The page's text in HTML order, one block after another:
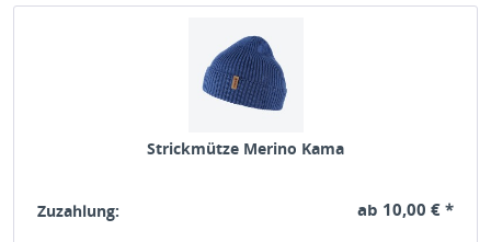
Strickmütze Merino Kama
Zuzahlung: ab 10,00 € *